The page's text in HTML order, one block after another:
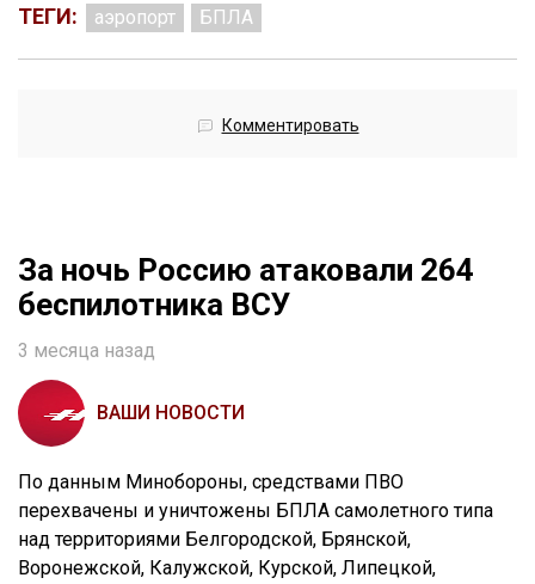
ТЕГИ: аэропорт БПЛА
Комментировать
За ночь Россию атаковали 264
беспилотника ВСУ
3 месяца назад
ВАШИ НОВОСТИ
По данным Минобороны, средствами ПВО
перехвачены и уничтожены БПЛА самолетного типа
над территориями Белгородской, Брянской,
Воронежской, Калужской, Курской, Липецкой,